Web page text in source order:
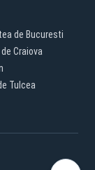
de Bucuresti
Craiova
Tulcea